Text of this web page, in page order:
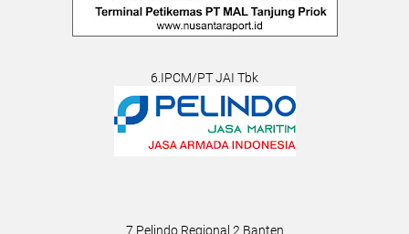
6.IPCM/PT JAI Tbk
7.Pelindo Regional 2 Banten